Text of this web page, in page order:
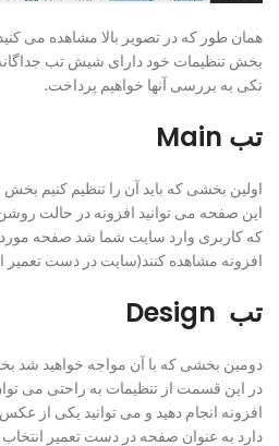
همان طور که در تصویر بالا مشاهده می
بخش تنظیمات خود دارای شیش تب
تکی به بررسی آنها خواهیم پرداخت.
تب Main
این صفحه می توانید افزونه در حالت
که کاربری وارد سایت شما شد صفحه
افزونه مشاهده کنند(سایت در دست
تب Design
در این قسمت از تنظیمات به راحتی می
افزونه انجام دهید و می توانید یکی از
دارد به عنوان صفحه در دست تعمیر انتخاب